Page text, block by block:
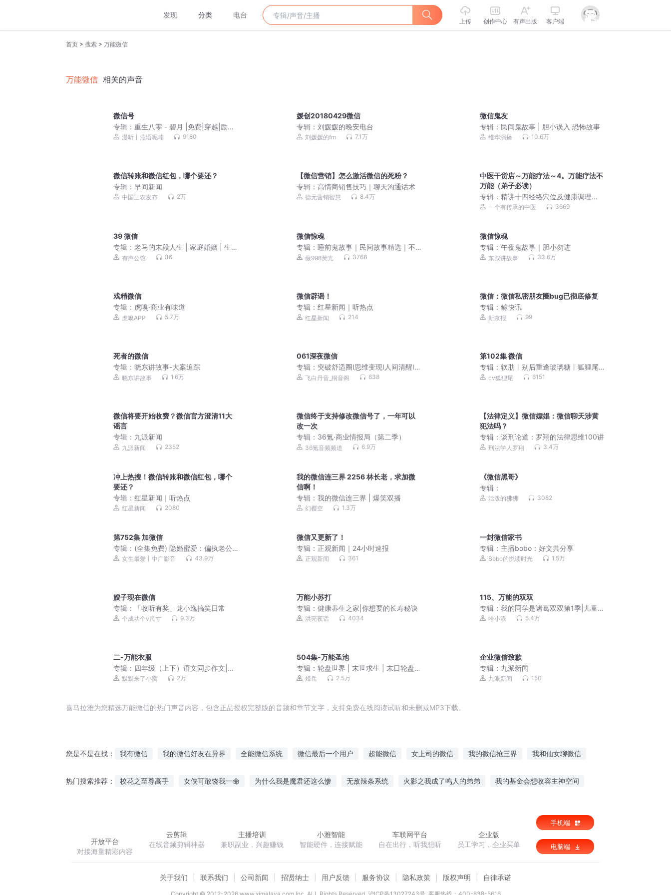
发现 分类 电台
上传 创作中心 有声出版 客户端
首页 > 搜索 > 万能微信
万能微信 相关的声音
微信号
专辑： 重生八零 - 碧月 |免费|穿越|励志|
言情漫听丨燕语呢喃 9180
媛创20180429微信
专辑：刘媛媛的晚安电台
刘媛媛的fm 7.1万
微信鬼友
专辑： 民间鬼故事 | 胆小误入 恐怖故事
维华演播 10.6万
微信转账和微信红包，哪个要还？
专辑： 早间新闻
中国三农发布 2万
【微信营销】怎么激活微信的死粉？
专辑： 高情商销售技巧｜聊天沟通话术
德元营销智慧 8.4万
中医干货店～万能疗法～4。万能疗法不
万能（弟子必读）
专辑：精讲十四经络穴位及健康调理
（中医家传经验心得）
一个有传承的中医 3669
39 微信
专辑： 老马的末段人生 | 家庭婚姻 | 生活
感悟有声公馆 36
微信惊魂
专辑：睡前鬼故事｜民间故事精选｜不
要和鬼怪讲道理
薇998荧光 3768
微信惊魂
专辑：午夜鬼故事｜胆小勿进
东叔讲故事 33.6万
戏精微信
专辑： 虎嗅·商业有味道
虎嗅APP 5.7万
微信辟谣！
专辑：红星新闻｜听热点
红星新闻 214
微信：微信私密朋友圈bug已彻底修复
专辑：鲸快讯
新京报 99
死者的微信
专辑： 晓东讲故事-大案追踪
晓东讲故事 1.6万
061深夜微信
专辑： 突破舒适圈I思维变现I人间清醒I反
内耗I认知觉醒I焦虑I自律成长I睡前通勤
飞白丹音_桐音阁 638
第102集 微信
专辑：软肋丨别后重逢玻璃糖丨狐狸尾x
来财丨多人有声剧
cv狐狸尾 6151
微信将要开始收费？微信官方澄清11大
谣言
专辑： 九派新闻
九派新闻 2352
微信终于支持修改微信号了，一年可以
改一次
专辑： 36氪·商业情报局（第二季）
36氪音频频道 6.9万
【法律定义】微信嫖娼：微信聊天涉黄
犯法吗？
专辑：谈刑论道：罗翔的法律思维100讲
刑法学人罗翔 3.4万
冲上热搜！微信转账和微信红包，哪个
要还？
专辑： 红星新闻｜听热点
红星新闻 2080
我的微信连三界 2256 林长老，求加微
信啊！
专辑：我的微信连三界 | 爆笑双播
幻樱空 1.3万
《微信黑哥》
专辑：
活泼的狒狒 3082
第752集 加微信
专辑： (全集免费) 隐婚蜜爱：偏执老公
宠上瘾（爆更！）
女生最爱丨中广影音 43.9万
微信又更新了！
专辑： 正观新闻｜24小时速报
正观新闻 361
一封微信家书
专辑： 主播bobo：好文共分享
Bobo的悦读时光 1.5万
嫂子现在微信
专辑：
「收听有奖」龙小逸搞笑日常
个成功个v尺寸 9.3万
万能小苏打
专辑：健康养生之家|你想要的长寿秘诀
洪亮夜话 4034
115、万能的双双
专辑：我的同学是诸葛双双第1季|儿童睡
前故事|校园故事
哈小浪 5.4万
二-万能衣服
专辑： 四年级（上下）语文同步作文|每
天5分钟听一篇好作文
默默来了小窝 2万
504集-万能圣池
专辑：轮盘世界 | 末世求生 | 末日轮盘 |
烽岳演播 | 丧失危机 | 轮盘抽奖 | 生存策
烽岳 2.5万
企业微信致歉
专辑： 九派新闻
九派新闻 150
喜马拉雅为您精选万能微信的热门声音内容，包含正品授权完整版的音频和章节文字，支持免费在线阅读试听和未删减MP3下载。
您是不是在找： 我有微信 我的微信好友在异界 全能微信系统 微信最后一个用户 超能微信 女上司的微信 我的微信抢三界 我和仙女聊微信
热门搜索推荐： 校花之至尊高手 女侠可敢饶我一命 为什么我是魔君还这么惨 无敌辣条系统 火影之我成了鸣人的弟弟 我的基金会想收容主神空间
开放平台
对接海量精彩内容
云剪辑
在线音频剪辑神器
主播培训
兼职副业，兴趣赚钱
小雅智能
智能硬件，连接赋能
车联网平台
自在出行，听我想听
企业版
员工学习，企业买单
手机端
电脑端
关于我们 联系我们 公司新闻 招贤纳士 用户反馈 服务协议 隐私政策 版权声明 自律承诺